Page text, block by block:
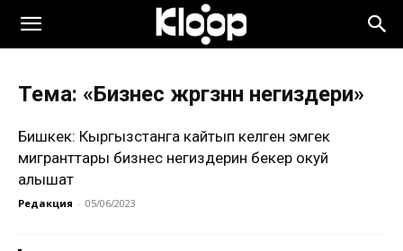
Тема: «Бизнес жүргүзүүнүн негиздери»
Бишкек: Кыргызстанга кайтып келген эмгек
мигранттары бизнес негиздерин бекер окуй
алышат
Редакция - 05/06/2023